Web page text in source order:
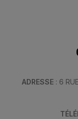
ADRESSE : 6